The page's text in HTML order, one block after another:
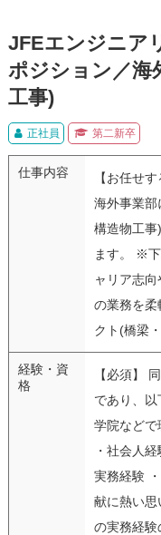
JFEエンジニア
ポジション／海
工事)
正社員 第二新卒
仕事内容
【お任せ
海外事業
構造物工事
ます。 ※
ャリア志
の業務を柔
クト(橋梁
経験・資
格
【必須】
であり、
学院など
・社会人
実務経験
献に熱い
の実務経験